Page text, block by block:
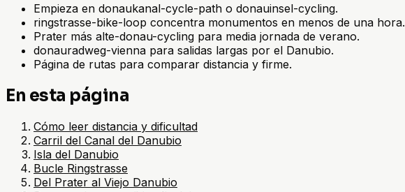
Empieza en donaukanal-cycle-path o donauinsel-cycling.
ringstrasse-bike-loop concentra monumentos en menos de una hora.
Prater más alte-donau-cycling para media jornada de verano.
donauradweg-vienna para salidas largas por el Danubio.
Página de rutas para comparar distancia y firme.
En esta página
Cómo leer distancia y dificultad
Carril del Canal del Danubio
Isla del Danubio
Bucle Ringstrasse
Del Prater al Viejo Danubio